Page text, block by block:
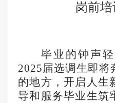
岗前培
毕业的钟声
2025届选调生即将
的地方，开启人生
导和服务毕业生筑